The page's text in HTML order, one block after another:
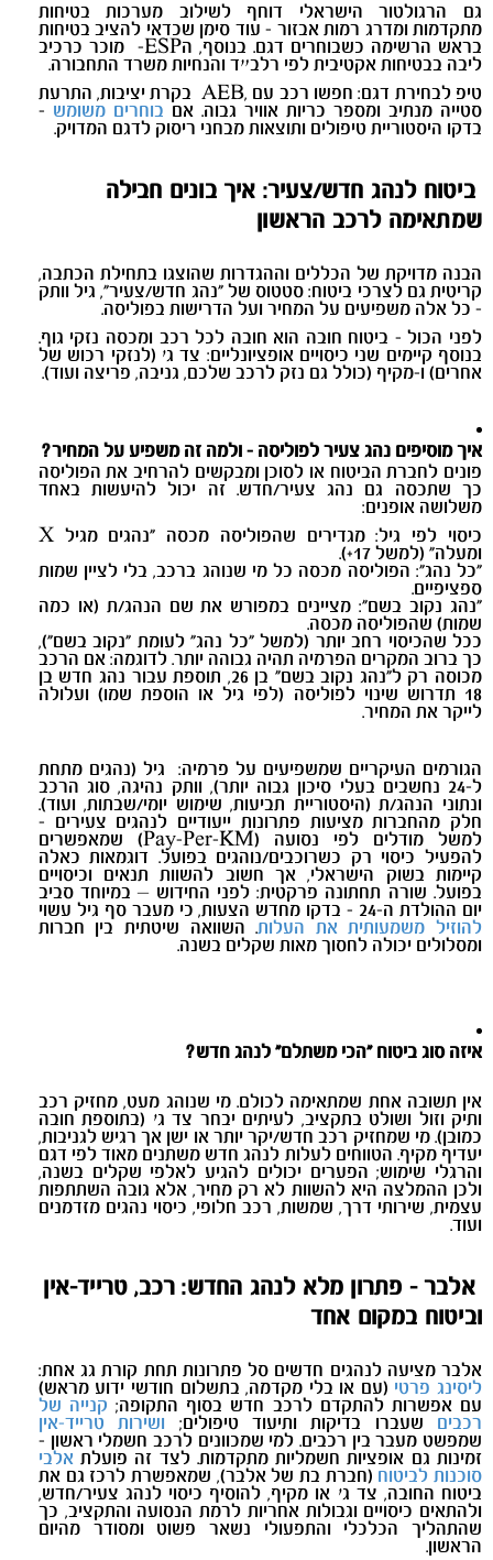
גם הרגולטור הישראלי דוחף לשילוב מערכות בטיחות
מתקדמות ומדרג רמות אבזור - עוד סימן שכדאי להציב בטיחות
בראש הרשימה כשבוחרים דגם. בנוסף, הESP-
מוכר כרכיב
ליבה בבטיחות אקטיבית לפי רלב״ד והנחיות משרד התחבורה.
טיפ לבחירת דגם: חפשו רכב עם ,AEB
בקרת יציבות, התרעת
סטייה מנתיב ומספר כריות אוויר גבוה. אם בוחרים משומש -
בדקו היסטוריית טיפולים ותוצאות מבחני ריסוק לדגם המדויק.
ביטוח לנהג חדש/צעיר: איך בונים חבילה
שמתאימה לרכב הראשון
הבנה מדויקת של הכללים וההגדרות שהוצגו בתחילת הכתבה,
קריטית גם לצרכי ביטוח: סטטוס של "נהג חדש/צעיר", גיל וותק
- כל אלה משפיעים על המחיר ועל הדרישות בפוליסה.
לפני הכול - ביטוח חובה הוא חובה לכל רכב ומכסה נזקי גוף.
בנוסף קיימים שני כיסויים אופציונליים: צד ג׳ (לנזקי רכוש של
אחרים) ו-מקיף (כולל גם נזק לרכב שלכם, גניבה, פריצה ועוד).
איך מוסיפים נהג צעיר לפוליסה - ולמה זה משפיע על המחיר?
פונים לחברת הביטוח או לסוכן ומבקשים להרחיב את הפוליסה
כך שתכסה גם נהג צעיר/חדש. זה יכול להיעשות באחד
משלושה אופנים:
כיסוי לפי גיל:מגדירים שהפוליסה מכסה "נהגים מגיל X
ומעלה" (למשל 17+)
.
"כל נהג": הפוליסה מכסה כל מי שנוהג ברכב, בלי לציין שמות
ספציפיים.
"נהג נקוב בשם": מציינים במפורש את שם הנהג/ת (או כמה
שמות) שהפוליסה מכסה.
ככל שהכיסוי רחב יותר (למשל "כל נהג" לעומת "נקוב בשם"),
כך ברוב המקרים הפרמיה תהיה גבוהה יותר. לדוגמה: אם הרכב
מכוסה רק ל"נהג נקוב בשם" בן 26, תוספת עבור נהג חדש בן
18 תדרוש שינוי לפוליסה (לפי גיל או הוספת שמו) ועלולה
לייקר את המחיר.
הגורמים העיקריים שמשפיעים על פרמיה:
גיל (נהגים מתחת
ל-24 נחשבים בעלי סיכון גבוה יותר),
וותק נהיגה, סוג הרכב
ונתוני הנהג/ת (היסטוריית תביעות, שימוש יומי/שבתות, ועוד).
חלק מהחברות מציעות פתרונות ייעודיים לנהגים צעירים -
למשל מודלים לפי נסועה (Pay-Per-KM)
שמאפשרים
להפעיל כיסוי רק כשרוכבים/נוהגים בפועל. דוגמאות כאלה
קיימות בשוק הישראלי, אך חשוב להשוות תנאים וכיסויים
בפועל. שורה תחתונה פרקטית: לפני החידוש – במיוחד סביב
יום ההולדת ה-24 - בדקו מחדש הצעות, כי מעבר סף גיל עשוי
להוזיל משמעותית את העלות. השוואה שיטתית בין חברות
ומסלולים יכולה לחסוך מאות שקלים בשנה.
איזה סוג ביטוח “הכי משתלם” לנהג חדש?
אין תשובה אחת שמתאימה לכולם. מי שנוהג מעט, מחזיק רכב
ותיק וזול ושולט בתקציב, לעיתים יבחר צד ג׳ (בתוספת חובה
כמובן). מי שמחזיק רכב חדש/יקר יותר או ישן אך רגיש לגניבות,
יעדיף מקיף. הטווחים לעלות לנהג חדש משתנים מאוד לפי דגם
והרגלי שימוש; הפערים יכולים להגיע לאלפי שקלים בשנה,
ולכן ההמלצה היא להשוות לא רק מחיר, אלא גובה השתתפות
עצמית, שירותי דרך, שמשות, רכב חלופי, כיסוי נהגים מזדמנים
ועוד.
אלבר - פתרון מלא לנהג החדש: רכב, טרייד-אין
וביטוח במקום אחד
אלבר מציעה לנהגים חדשים סל פתרונות תחת קורת גג אחת:
ליסינג פרטי (עם או בלי מקדמה, בתשלום חודשי ידוע מראש)
עם אפשרות להתקדם לרכב חדש בסוף התקופה; קנייה של
רכבים שעברו בדיקות ותיעוד טיפולים; ושירות טרייד-אין
שמפשט מעבר בין רכבים. למי שמכוונים לרכב חשמלי ראשון -
זמינות גם אופציות חשמליות מתקדמות. לצד זה פועלתאלבי
סוכנות לביטוח (חברת בת של אלבר), שמאפשרת לרכז גם את
ביטוח החובה, צד ג׳ או מקיף, להוסיף כיסוי לנהג צעיר/חדש,
ולהתאים כיסויים וגבולות אחריות לרמת הנסועה והתקציב, כך
שהתהליך הכלכלי והתפעולי נשאר פשוט ומסודר מהיום
הראשון.